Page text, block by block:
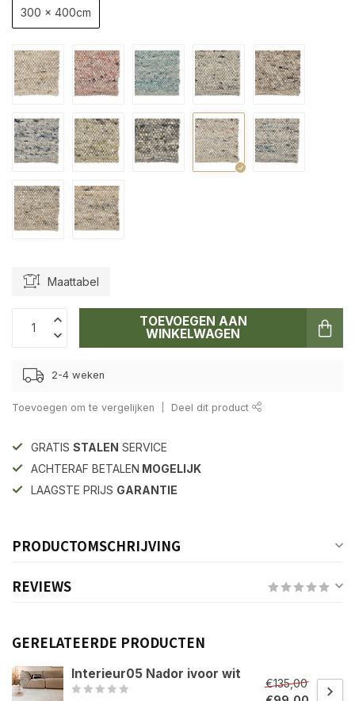
300 x 400cm
Maattabel
TOEVOEGEN AAN
WINKELWAGEN
2-4 weken
Toevoegen om te vergelijken Deel dit product
GRATIS STALEN SERVICE
ACHTERAF BETALEN MOGELIJK
LAAGSTE PRIJS GARANTIE
PRODUCTOMSCHRIJVING
REVIEWS
GERELATEERDE PRODUCTEN
Interieur05 Nador ivoor wit
€135,00